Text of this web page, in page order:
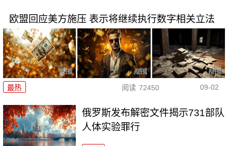
欧盟回应美方施压 表示将继续执行数字相关立法
最热 阅读 72450 09-02
俄罗斯发布解密文件揭示731部队
人体实验罪行